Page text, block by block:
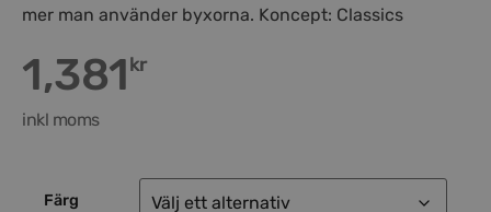
mer man använder byxorna. Koncept: Classics
1,381kr
inkl moms
Färg